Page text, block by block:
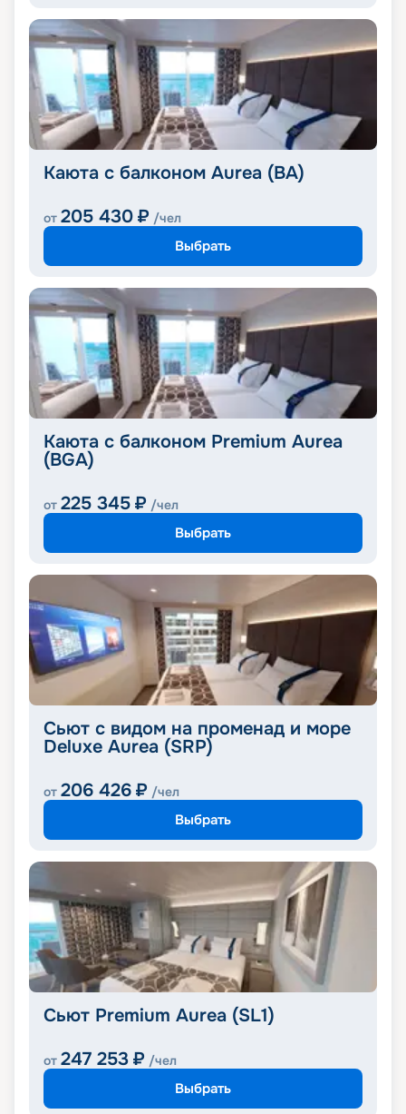
Каюта с балконом Aurea (BA)
от 205 430 ₽ /чел
Выбрать
Каюта с балконом Premium Aurea
(BGA)
от 225 345 ₽ /чел
Выбрать
Сьют с видом на променад и море
Deluxe Aurea (SRP)
от 206 426 ₽ /чел
Выбрать
Сьют Premium Aurea (SL1)
от 247 253 ₽ /чел
Выбрать